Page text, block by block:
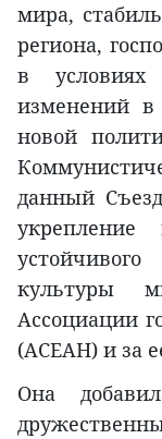
мира,
региона,
в
изменений
новой
данный
укрепление
культуры
Ассоциации
(АСЕАН) и за
Она